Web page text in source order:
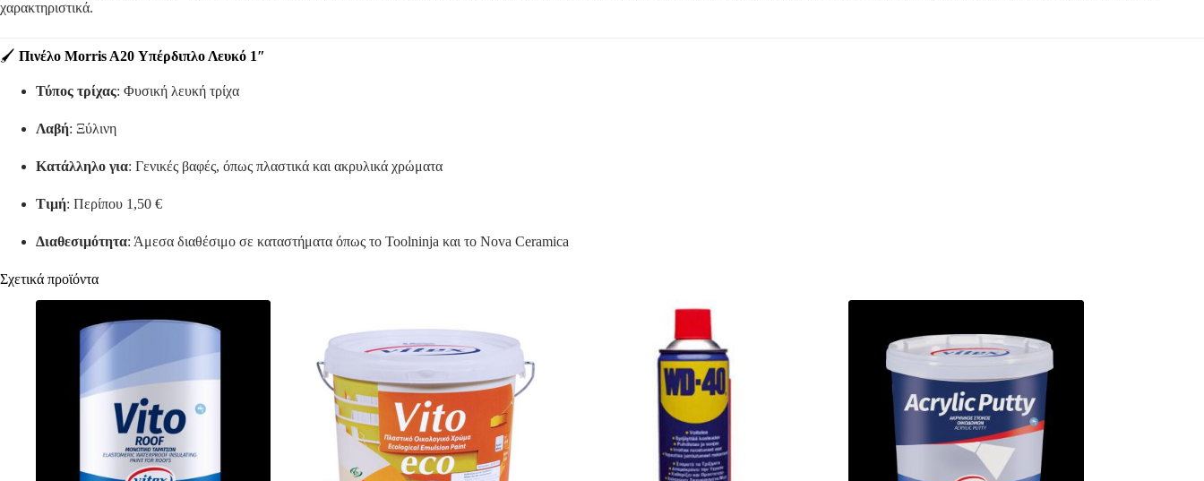
χαρακτηριστικά.
🖌️ Πινέλο Morris A20 Υπέρδιπλο Λευκό 1″
Τύπος τρίχας: Φυσική λευκή τρίχα
Λαβή: Ξύλινη
Κατάλληλο για: Γενικές βαφές, όπως πλαστικά και ακρυλικά χρώματα
Τιμή: Περίπου 1,50 €
Διαθεσιμότητα: Άμεσα διαθέσιμο σε καταστήματα όπως το Toolninja και το Nova Ceramica
Σχετικά προϊόντα